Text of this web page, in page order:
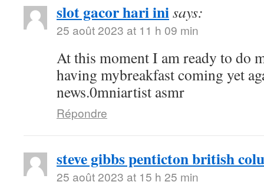
slot gacor hari inisays:
25 août 2023 at 11 h 09 min
At this moment I am ready to do
having mybreakfast coming yet
news.0mniartist asmr
Répondre
steve gibbs penticton british
25 août 2023 at 15 h 25 min